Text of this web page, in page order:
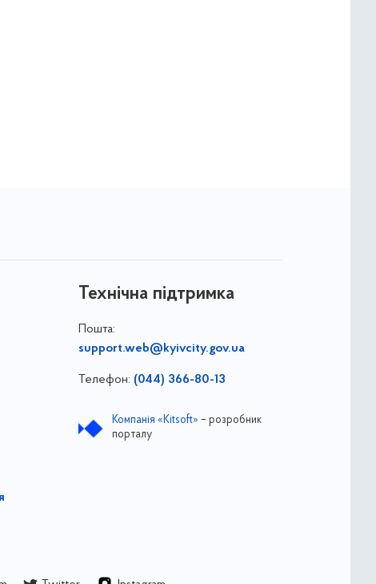
Технічна підтримка
Пошта:
support.web@kyivcity.gov.ua
Телефон: (044) 366-80-13
Компанія «Kitsoft» – розробник
порталу